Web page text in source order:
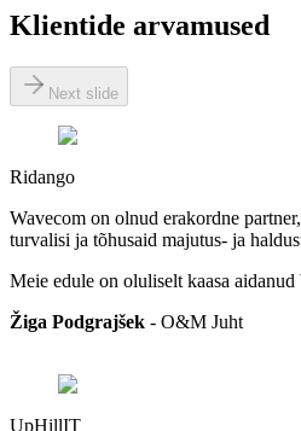
Klientide arvamused
Next slide
Ridango
Wavecom on olnud erakordne
turvalisi ja tõhusaid majutus- ja
Meie edule on oluliselt kaasa
Žiga Podgrajšek - O&M Juht
UpHillIT